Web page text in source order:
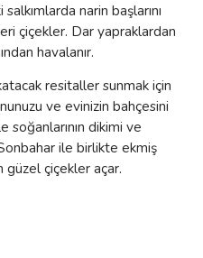
narin başlarını
çiçekler. Dar yapraklardan
havalanır.
resitaller sunmak için
ve evinizin bahçesini
soğanlarının dikimi ve
ile birlikte ekmiş
çiçekler açar.